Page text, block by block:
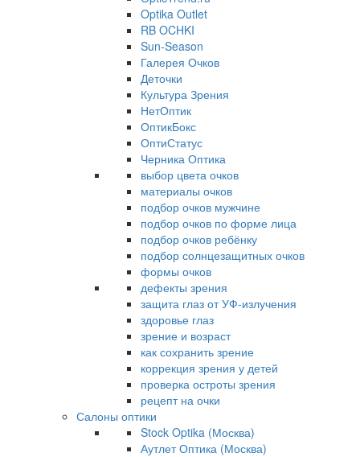
Optika Outlet
RB OCHKI
Sun-Season
Галерея Очков
Деточки
Культура Зрения
НетОптик
ОптикБокс
ОптиСтатус
Черника Оптика
выбор цвета очков
материалы очков
подбор очков мужчине
подбор очков по форме лица
подбор очков ребёнку
подбор солнцезащитных очков
формы очков
дефекты зрения
защита глаз от УФ-излучения
здоровье глаз
зрение и возраст
как сохранить зрение
коррекция зрения у детей
проверка остроты зрения
рецепт на очки
Салоны оптики
Stock Optika (Москва)
Аутлет Оптика (Москва)